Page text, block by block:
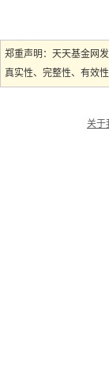
郑重声明：天天基金网
真实性、完整性、有效
关于